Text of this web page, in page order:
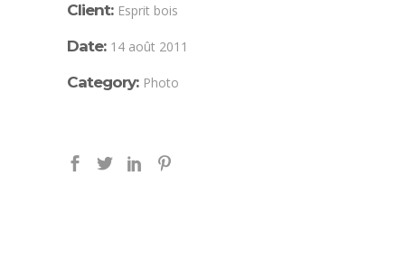
Client: Esprit bois
Date: 14 août 2011
Category: Photo